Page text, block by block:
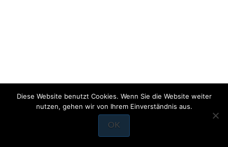
Diese Website benutzt Cookies. Wenn Sie die Website weiter
nutzen, gehen wir von Ihrem Einverständnis aus.
OK